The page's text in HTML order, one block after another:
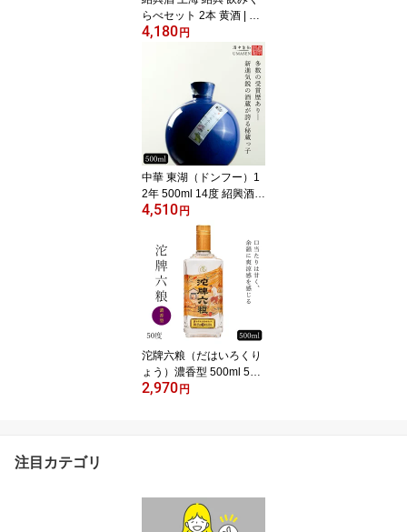
らべセット 2本 黄酒 | お
酒 酒 誕生日 記念日 結婚
祝い お祝い 中国酒 中国
のお酒 老酒 5年 石庫門
黄中皇 シークーメン フ
ァンジョンファン 台湾
高級 中国 中華 飲み比べ
内祝い 贈り物 プレゼン
ト ギフト 父の日 お中元
御中元 お返し
4,180円
中華 東湖（ドンフー）1
2年 500ml 14度 紹興酒
黄酒 | お酒 酒 甕 ギフト
誕生日 プレゼント 内祝
い 定年退職 中国 高級 お
祝い お礼 贈り物 贈答品
長寿祝い 退職 お返し 誕
生日プレゼント 銘酒 お
さけ 晩酌 醸造酒 老酒 中
国酒 返答品 父の日 壺
4,510円
沱牌六粮（だはいろくり
ょう）濃香型 500ml 50
度 白酒 バイチュウ バイ
ん 長寿祝い おさけ 父の
日 父親 挨拶 退職
2,970円
注目カテゴリ